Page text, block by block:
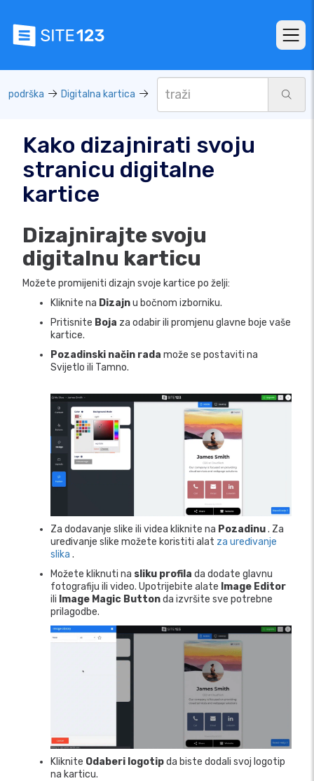
podrška Digitalna kartica
Kako dizajnirati svoju
stranicu digitalne
kartice
Dizajnirajte svoju
digitalnu karticu
Možete promijeniti dizajn svoje kartice po želji:
Kliknite na Dizajnu bočnom izborniku.
Pritisnite Boja za odabir ili promjenu glavne boje vaše
kartice.
Pozadinski način rada može se postaviti na
Svijetlo ili Tamno.
Za dodavanje slike ili videa kliknite na Pozadinu. Za
uređivanje slike možete koristiti alat za uređivanje
slika .
Možete kliknuti na sliku profila da dodate glavnu
fotografiju ili video. Upotrijebite alate Image Editor
ili Image Magic Buttonda izvršite sve potrebne
prilagodbe.
Kliknite Odaberi logotipda biste dodali svoj logotip
na karticu.